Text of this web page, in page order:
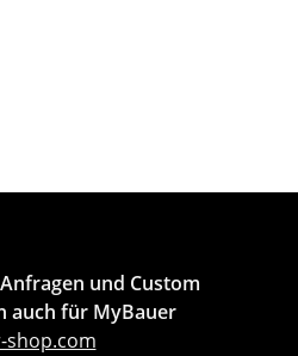
und Custom
auch für MyBauer
shop.com